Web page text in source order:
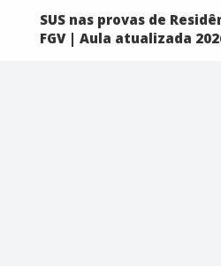
SUS nas provas de
FGV | Aula atualizada